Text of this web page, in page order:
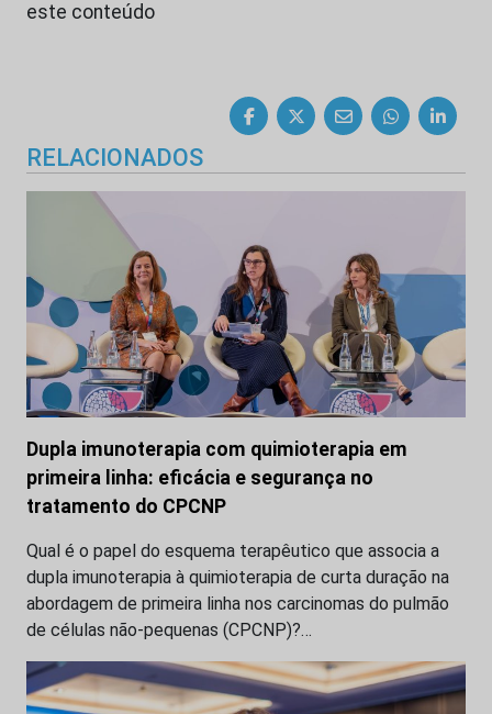
este conteúdo
RELACIONADOS
Dupla imunoterapia com quimioterapia em
primeira linha: eficácia e segurança no
tratamento do CPCNP
Qual é o papel do esquema terapêutico que associa a
dupla imunoterapia à quimioterapia de curta duração na
abordagem de primeira linha nos carcinomas do pulmão
de células não-pequenas (CPCNP)?…